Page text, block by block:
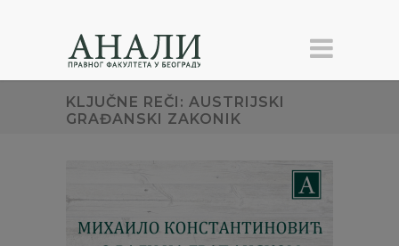
KLJUČNE REČI: AUSTRIJSKI
GRAĐANSKI ZAKONIK